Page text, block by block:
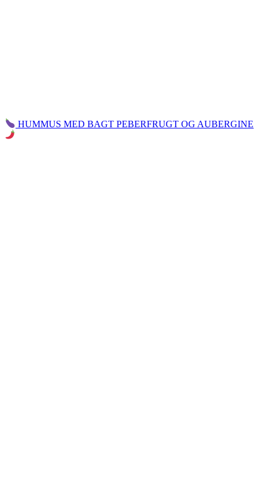
HUMMUS MED BAGT PEBERFRUGT OG AUBERGINE